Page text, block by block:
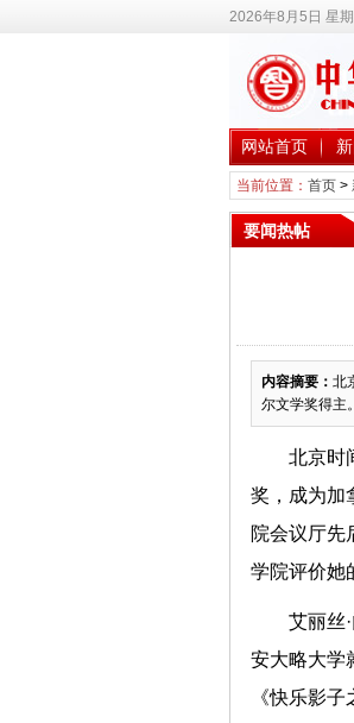
2026年8月5日 星
网站首页
当前位置： 首页>
要闻热帖
内容摘要： 北
尔文学奖得主。
北京时
奖，成为加
院会议厅先
学院评价
艾丽丝
安大略大学
《快乐影